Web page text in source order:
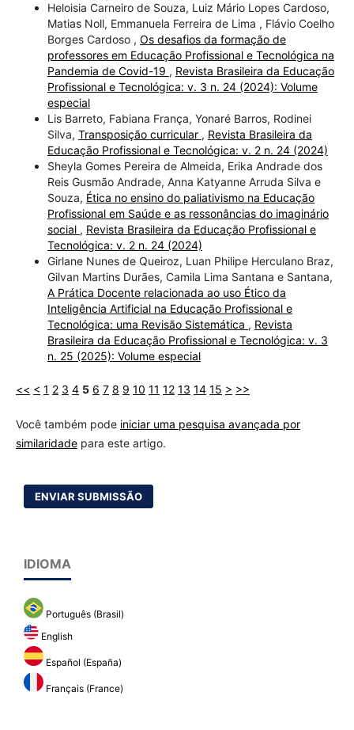
Heloisia Carneiro de Souza, Luiz Mário Lopes Cardoso,
Matias Noll, Emmanuela Ferreira de Lima , Flávio Coelho
Borges Cardoso , Os desafios da formação de
professores em Educação Profissional e Tecnológica na
Pandemia de Covid-19 , Revista Brasileira da Educação
Profissional e Tecnológica: v. 3 n. 24 (2024): Volume
especial
Lis Barreto, Fabiana França, Yonaré Barros, Rodinei
Silva, Transposição curricular , Revista Brasileira da
Educação Profissional e Tecnológica: v. 2 n. 24 (2024)
Sheyla Gomes Pereira de Almeida, Erika Andrade dos
Reis Gusmão Andrade, Anna Katyanne Arruda Silva e
Souza, Ética no ensino do paliativismo na Educação
Profissional em Saúde e as ressonâncias do imaginário
social , Revista Brasileira da Educação Profissional e
Tecnológica: v. 2 n. 24 (2024)
Girlane Nunes de Queiroz, Luan Philipe Herculano Braz,
Gilvan Martins Durães, Camila Lima Santana e Santana,
A Prática Docente relacionada ao uso Ético da
Inteligência Artificial na Educação Profissional e
Tecnológica: uma Revisão Sistemática , Revista
Brasileira da Educação Profissional e Tecnológica: v. 3
n. 25 (2025): Volume especial
<< < 1 2 3 4 5 6 7 8 9 10 11 12 13 14 15 > >>
Você também pode iniciar uma pesquisa avançada por
similaridadepara este artigo.
ENVIAR SUBMISSÃO
IDIOMA
Português (Brasil)
English
Español (España)
Français (France)